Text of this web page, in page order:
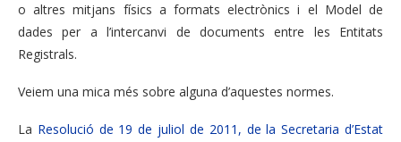
o altres mitjans físics a formats electrònics i el Model de
dades per a l’intercanvi de documents entre les Entitats
Registrals.
Veiem una mica més sobre alguna d’aquestes normes.
La Resolució de 19 de juliol de 2011, de la Secretaria d’Estat